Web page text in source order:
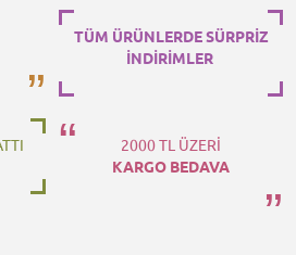
TÜM ÜRÜNLERDE SÜRPRİZ
İNDİRİMLER
2000 TL ÜZERİ
KARGO BEDAVA